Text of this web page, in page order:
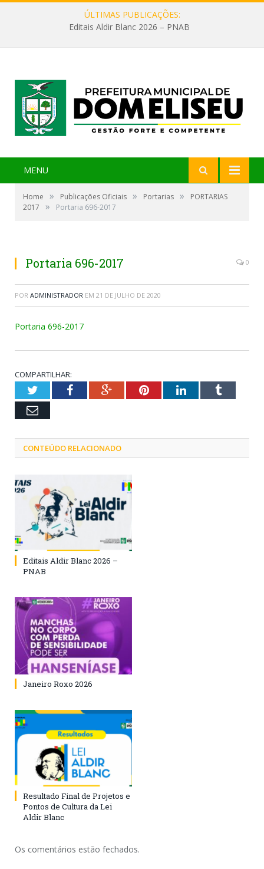
ÚLTIMAS PUBLICAÇÕES:
Editais Aldir Blanc 2026 – PNAB
MENU
Home » Publicações Oficiais » Portarias »
PORTARIAS
2017
» Portaria 696-2017
Portaria 696-2017 0
POR ADMINISTRADOR EM 21 DE JULHO DE 2020
Portaria 696-2017
COMPARTILHAR:
TwitterFacebookGoogle+PinterestLinkedInTumblr
Email
CONTEÚDO RELACIONADO
Editais Aldir Blanc 2026 –
PNAB
Janeiro Roxo 2026
Resultado Final de Projetos e
Pontos de Cultura da Lei
Aldir Blanc
Os comentários estão fechados.